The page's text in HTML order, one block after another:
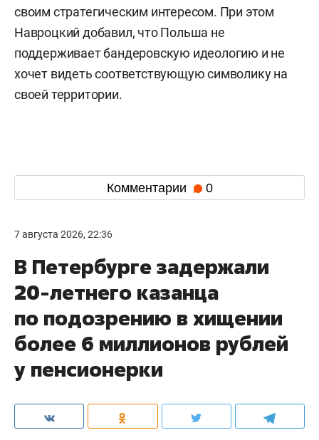
своим стратегическим интересом. При этом
Навроцкий добавил, что Польша не
поддерживает бандеровскую идеологию и не
хочет видеть соответствующую символику на
своей территории.
Комментарии 0
7 августа 2026, 22:36
В Петербурге задержали
20-летнего казанца
по подозрению в хищении
более 6 миллионов рублей
у пенсионерки